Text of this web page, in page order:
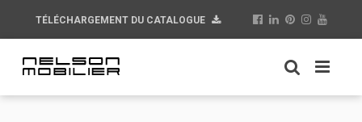
TÉLÉCHARGEMENT DU CATALOGUE